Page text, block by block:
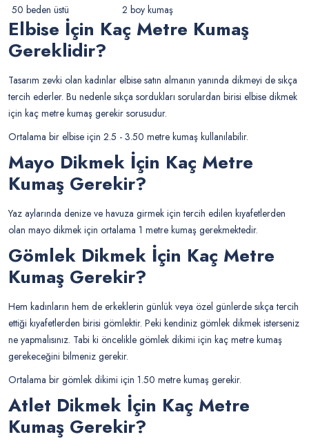
50 beden üstü
2 boy kumaş
Elbise İçin Kaç Metre Kumaş
Gereklidir?
Tasarım zevki olan kadınlar elbise satın almanın yanında dikmeyi de sıkça
tercih ederler. Bu nedenle sıkça sordukları sorulardan birisi elbise dikmek
için kaç metre kumaş gerekir sorusudur.
Ortalama bir elbise için 2.5 - 3.50 metre kumaş kullanılabilir.
Mayo Dikmek İçin Kaç Metre
Kumaş Gerekir?
Yaz aylarında denize ve havuza girmek için tercih edilen kıyafetlerden
olan mayo dikmek için ortalama 1 metre kumaş gerekmektedir.
Gömlek Dikmek İçin Kaç Metre
Kumaş Gerekir?
Hem kadınların hem de erkeklerin günlük veya özel günlerde sıkça tercih
ettiği kıyafetlerden birisi gömlektir. Peki kendiniz gömlek dikmek isterseniz
ne yapmalısınız. Tabi ki öncelikle gömlek dikimi için kaç metre kumaş
gerekeceğini bilmeniz gerekir.
Ortalama bir gömlek dikimi için 1.50 metre kumaş gerekir.
Atlet Dikmek İçin Kaç Metre
Kumaş Gerekir?